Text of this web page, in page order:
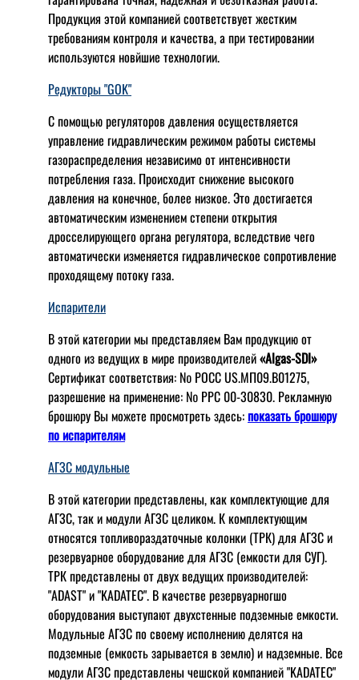
Продукция этой компанией соответствует жестким
требованиям контроля и качества, а при тестировании
используются новйшие технологии.
Редукторы "GOK"
С помощью регуляторов давления осуществляется
управление гидравлическим режимом работы системы
газораспределения независимо от интенсивности
потребления газа. Происходит снижение высокого
давления на конечное, более низкое. Это достигается
автоматическим изменением степени открытия
дросселирующего органа регулятора, вследствие чего
автоматически изменяется гидравлическое сопротивление
проходящему потоку газа.
Испарители
В этой категории мы представляем Вам продукцию от
одного из ведущих в мире производителей«Algas-SDI»
Сертификат соответствия: № РОСС US.МП09.В01275,
разрешение на применение: № РРС 00-30830. Рекламную
брошюру Вы можете просмотреть здесь:показать брошюру
по испарителям
АГЗС модульные
В этой категории представлены, как комплектующие для
АГЗС, так и модули АГЗС целиком. К комплектующим
относятся топливораздаточные колонки (ТРК) для АГЗС и
резервуарное оборудование для АГЗС (емкости для СУГ).
ТРК представлены от двух ведущих производителей:
"ADAST" и "KADATEC". В качестве резервуарногшо
оборудования выступают двухстенные подземные емкости.
Модульные АГЗС по своему исполнению делятся на
подземные (емкость зарывается в землю) и надземные. Все
модули АГЗС представлены чешской компанией "KADATEC"